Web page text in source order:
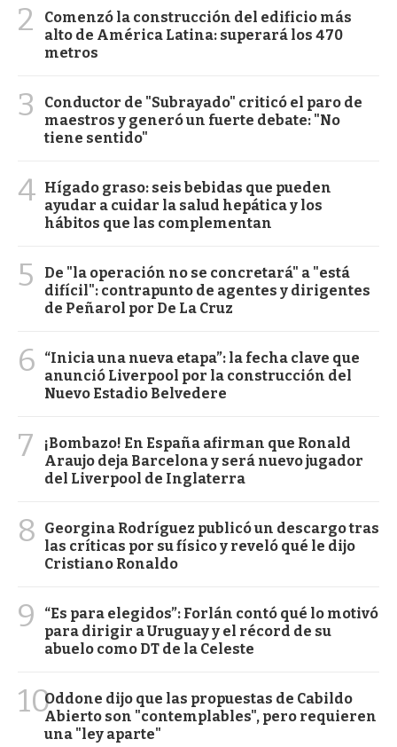
2
Comenzó la construcción del edificio más
alto de América Latina: superará los 470
metros
3
Conductor de "Subrayado" criticó el paro de
maestros y generó un fuerte debate: "No
tiene sentido"
4 Hígado graso: seis bebidas que pueden
ayudar a cuidar la salud hepática y los
hábitos que las complementan
5
De "la operación no se concretará" a "está
difícil": contrapunto de agentes y dirigentes
de Peñarol por De La Cruz
6
“Inicia una nueva etapa”: la fecha clave que
anunció Liverpool por la construcción del
Nuevo Estadio Belvedere
7
¡Bombazo! En España afirman que Ronald
Araujo deja Barcelona y será nuevo jugador
del Liverpool de Inglaterra
8
Georgina Rodríguez publicó un descargo tras
las críticas por su físico y reveló qué le dijo
Cristiano Ronaldo
9
“Es para elegidos”: Forlán contó qué lo motivó
para dirigir a Uruguay y el récord de su
abuelo como DT de la Celeste
10Oddone dijo que las propuestas de Cabildo
Abierto son "contemplables", pero requieren
una "ley aparte"